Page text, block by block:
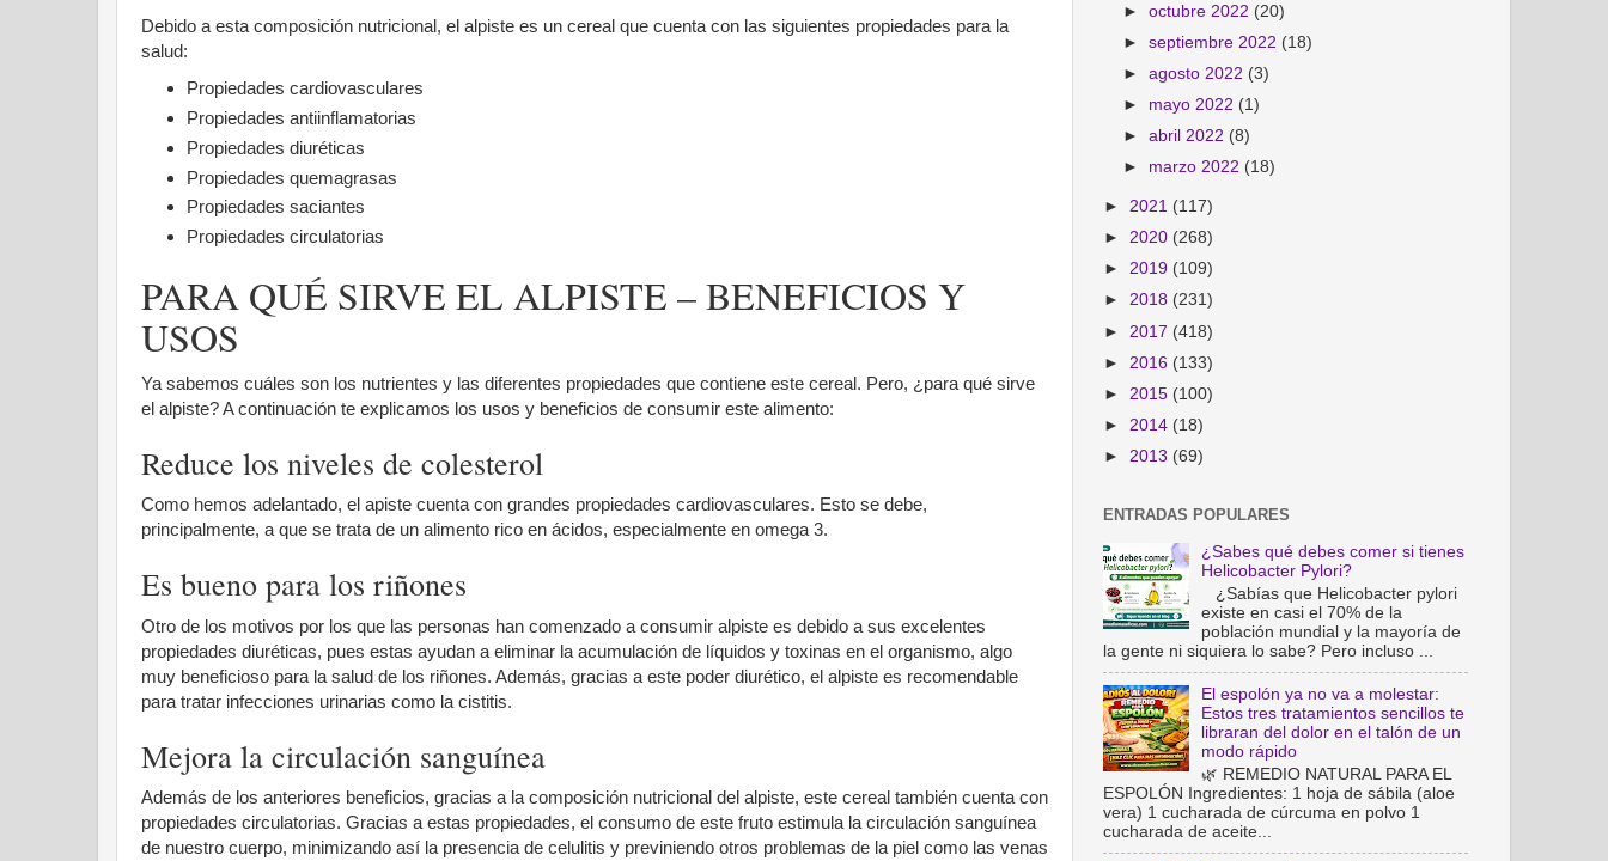
Debido a esta composición nutricional, el alpiste es un cereal que cuenta con las siguientes propiedades para la
salud:
Propiedades cardiovasculares
Propiedades antiinflamatorias
Propiedades diuréticas
Propiedades quemagrasas
Propiedades saciantes
Propiedades circulatorias
PARA QUÉ SIRVE EL ALPISTE – BENEFICIOS Y
USOS
Ya sabemos cuáles son los nutrientes y las diferentes propiedades que contiene este cereal. Pero, ¿para qué sirve
el alpiste? A continuación te explicamos los usos y beneficios de consumir este alimento:
Reduce los niveles de colesterol
Como hemos adelantado, el apiste cuenta con grandes propiedades cardiovasculares. Esto se debe,
principalmente, a que se trata de un alimento rico en ácidos, especialmente en omega 3.
Es bueno para los riñones
Otro de los motivos por los que las personas han comenzado a consumir alpiste es debido a sus excelentes
propiedades diuréticas, pues estas ayudan a eliminar la acumulación de líquidos y toxinas en el organismo, algo
muy beneficioso para la salud de los riñones. Además, gracias a este poder diurético, el alpiste es recomendable
para tratar infecciones urinarias como la cistitis.
Mejora la circulación sanguínea
Además de los anteriores beneficios, gracias a la composición nutricional del alpiste, este cereal también cuenta con
propiedades circulatorias. Gracias a estas propiedades, el consumo de este fruto estimula la circulación sanguínea
de nuestro cuerpo, minimizando así la presencia de celulitis y previniendo otros problemas de la piel como las venas
►octubre 2022 (20)
►septiembre 2022 (18)
►agosto 2022 (3)
► mayo 2022 (1)
►abril 2022 (8)
► marzo 2022 (18)
► 2021 (117)
► 2020 (268)
► 2019 (109)
► 2018 (231)
► 2017 (418)
► 2016 (133)
► 2015 (100)
► 2014 (18)
► 2013 (69)
ENTRADAS POPULARES
¿Sabes qué debes comer si tienes
Helicobacter Pylori?
¿Sabías que Helicobacter pylori
existe en casi el 70% de la
población mundial y la mayoría de
la gente ni siquiera lo sabe? Pero incluso ...
El espolón ya no va a molestar:
Estos tres tratamientos sencillos te
libraran del dolor en el talón de un
modo rápido
🌿 REMEDIO NATURAL PARA EL
ESPOLÓN Ingredientes: 1 hoja de sábila (aloe
vera) 1 cucharada de cúrcuma en polvo 1
cucharada de aceite...